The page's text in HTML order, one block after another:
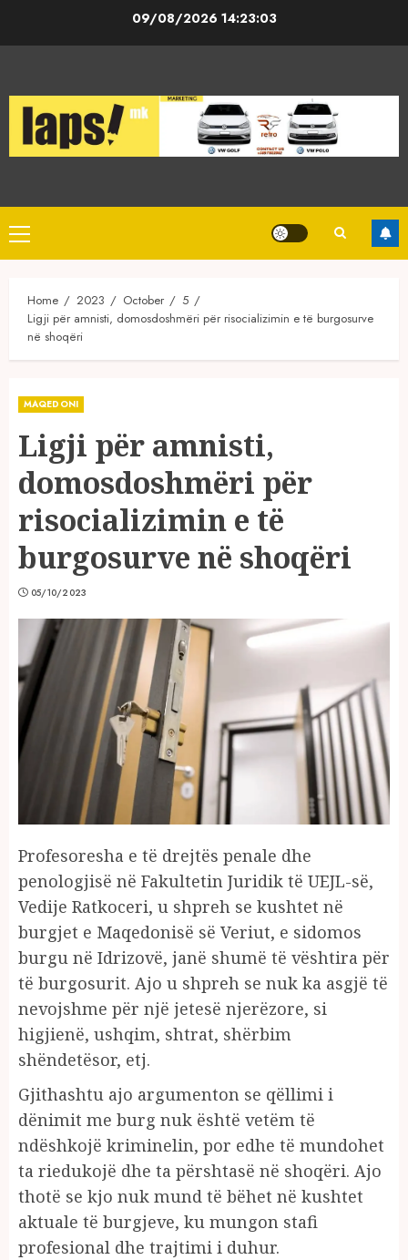
09/08/2026 14:23:04
Primary
Menu
Home 2023 October
5
Ligji për amnisti, domosdoshmëri për risocializimin e të burgosurve
në shoqëri
MAQEDONI
Ligji për amnisti,
domosdoshmëri për
risocializimin e të
burgosurve në shoqëri
05/10/2023
Profesoresha e të drejtës penale dhe
penologjisë në Fakultetin Juridik të UEJL-së,
Vedije Ratkoceri, u shpreh se kushtet në
burgjet e Maqedonisë së Veriut, e sidomos
burgu në Idrizovë, janë shumë të vështira për
të burgosurit. Ajo u shpreh se nuk ka asgjë të
nevojshme për një jetesë njerëzore, si
higjienë, ushqim, shtrat, shërbim
shëndetësor, etj.
Gjithashtu ajo argumenton se qëllimi i
dënimit me burg nuk është vetëm të
ndëshkojë kriminelin, por edhe të mundohet
ta riedukojë dhe ta përshtasë në shoqëri. Ajo
thotë se kjo nuk mund të bëhet në kushtet
aktuale të burgjeve, ku mungon stafi
profesional dhe trajtimi i duhur.